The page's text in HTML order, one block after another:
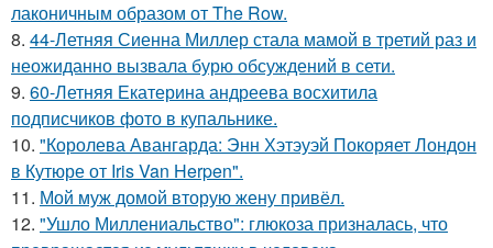
лаконичным образом от The Row.
8. 44-Летняя Сиенна Миллер стала мамой в третий раз и
неожиданно вызвала бурю обсуждений в сети.
9. 60-Летняя Екатерина андреева восхитила
подписчиков фото в купальнике.
10. "Королева Авангарда: Энн Хэтэуэй Покоряет Лондон
в Кутюре от Iris Van Herpen".
11. Мой муж домой вторую жену привёл.
12. "Ушло Миллениальство": глюкоза призналась, что